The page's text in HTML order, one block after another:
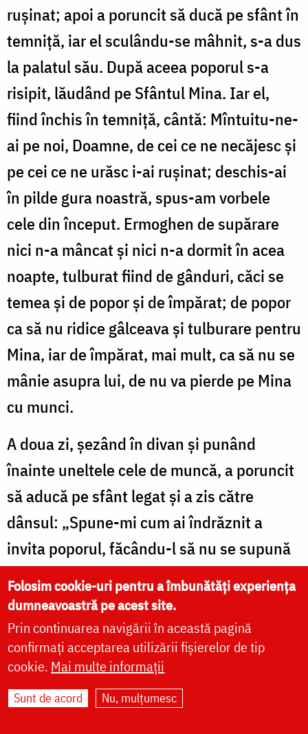
rușinat; apoi a poruncit să ducă pe sfânt în
temniță, iar el sculându-se mâhnit, s-a dus
la palatul său. După aceea poporul s-a
risipit, lăudând pe Sfântul Mina. Iar el,
fiind închis în temniță, cântă: Mîntuitu-ne-
ai pe noi, Doamne, de cei ce ne necăjesc și
pe cei ce ne urăsc i-ai rușinat; deschis-ai
în pilde gura noastră, spus-am vorbele
cele din început. Ermoghen de supărare
nici n-a mâncat și nici n-a dormit în acea
noapte, tulburat fiind de gânduri, căci se
temea și de popor și de împărat; de popor
ca să nu ridice gâlceava și tulburare pentru
Mina, iar de împărat, mai mult, ca să nu se
mânie asupra lui, de nu va pierde pe Mina
cu munci.
A doua zi, șezând în divan și punând
înainte uneltele cele de muncă, a poruncit
să aducă pe sfânt legat și a zis către
dânsul: „Spune-mi cum ai îndrăznit a
invita poporul, făcându-l să nu se supună
împăratului, ci mai vârtos să hulească pe
zei fără de rușine și cum ai făcut a asculta
limba ta cea mincinoasă și a primi credința
creștină?”. Iar sfântul a zis: „Nu eu am
îndemnat poporul să nu se supună
poruncii împăratului, ci râvna lui
Folosim cookie-uri pentru a îmbunătăți experiența
dumneavoastră pe acest site.
Prin continuarea navigării în această pagină
confirmați acceptarea utilizării fișierelor de tip
cookie. Mai multe informații
Sunt de acord Nu, mulțumesc